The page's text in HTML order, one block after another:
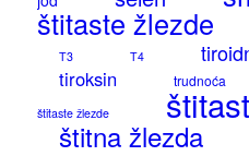
štitaste žlezde
T3
T4
tiroksin trudnoća
štitaste žlezde
štitna žlezda